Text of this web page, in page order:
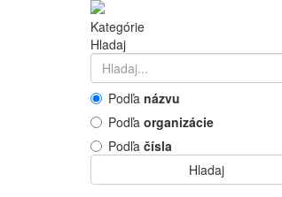
Kategórie
Hladaj
Podľa názvu
Podľa organizácie
Podľa čísla
Hladaj